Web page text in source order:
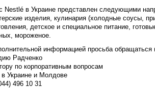
Nestlé в Украине представлен следующими
изделия, кулинария (холодные соусы,
детское и специальное питание,
мороженое.
информацией просьба обращаться
Радченко
по корпоративным вопросам
в Украине и Молдове
496 10 31